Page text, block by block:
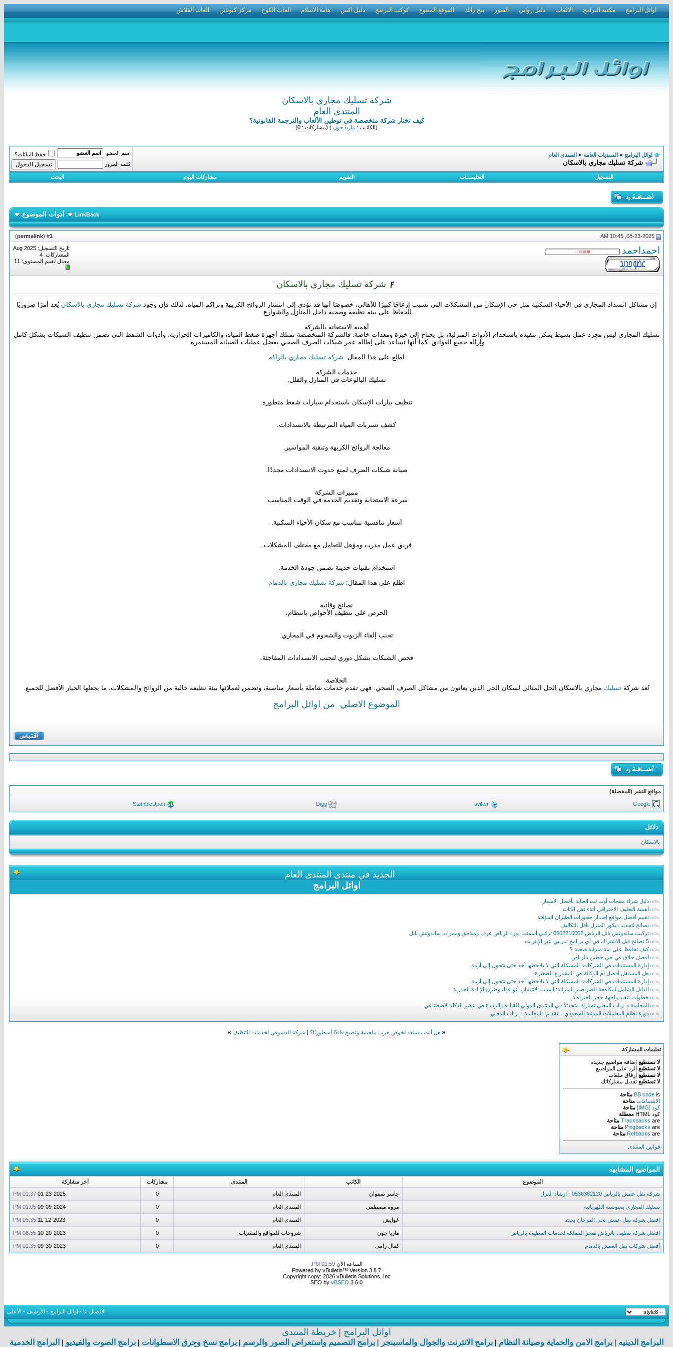
اوائل البرامج مكتبة البرامج الالعاب دليل روابي الصور بيج رانك الموقع المتنوع كوكب البرامج دليل اكس هامة الاسلام العاب الكوخ مركز كيوناين العاب الفلاش
شركة تسليك مجاري بالاسكان
المنتدى العام
كيف تختار شركة متخصصة في توطين الألعاب والترجمة القانونية؟
(الكاتـب : ماريا جون ) (مشاركات : 0)
اوائل البرامج > المنتديات العامة > المنتدى العام
شركة تسليك مجاري بالاسكان
اسم العضو
حفظ البيانات؟
كلمة المرور
التسجيل التعليمـــات التقويم مشاركات اليوم البحث
LinkBack أدوات الموضوع
1
(
permalink
)
احمداحمد
تاريخ التسجيل: Aug 2025
المشاركات: 4
معدل تقييم المستوى: 11
شركة تسليك مجاري بالاسكان
إن مشاكل انسداد المجاري في الأحياء السكنية مثل حي الإسكان من المشكلات التي تسبب إزعاجًا كبيرًا للأهالي، خصوصًا أنها قد تؤدي إلى انتشار الروائح الكريهة وتراكم المياه. لذلك فإن وجود شركة تسليك مجاري بالاسكان يُعد أمرًا ضروريًا
للحفاظ على بيئة نظيفة وصحية داخل المنازل والشوارع.
أهمية الاستعانة بالشركة
تسليك المجاري ليس مجرد عمل بسيط يمكن تنفيذه باستخدام الأدوات المنزلية، بل يحتاج إلى خبرة ومعدات خاصة. فالشركة المتخصصة تمتلك أجهزة ضغط المياه، والكاميرات الحرارية، وأدوات الشفط التي تضمن تنظيف الشبكات بشكل كامل
وإزالة جميع العوائق. كما أنها تساعد على إطالة عمر شبكات الصرف الصحي بفضل عمليات الصيانة المستمرة.
اطلع على هذا المقال: شركة تسليك مجاري بالراكه
خدمات الشركة
تسليك البالوعات في المنازل والفلل.
تنظيف بيارات الإسكان باستخدام سيارات شفط متطورة.
كشف تسربات المياه المرتبطة بالانسدادات.
معالجة الروائح الكريهة وتنقية المواسير.
صيانة شبكات الصرف لمنع حدوث الانسدادات مجددًا.
مميزات الشركة
سرعة الاستجابة وتقديم الخدمة في الوقت المناسب.
أسعار تنافسية تتناسب مع سكان الأحياء السكنية.
فريق عمل مدرب ومؤهل للتعامل مع مختلف المشكلات.
استخدام تقنيات حديثة تضمن جودة الخدمة.
اطلع على هذا المقال: شركة تسليك مجاري بالدمام
نصائح وقائية
الحرص على تنظيف الأحواض بانتظام.
تجنب إلقاء الزيوت والشحوم في المجاري.
فحص الشبكات بشكل دوري لتجنب الانسدادات المفاجئة.
الخلاصة
تُعد شركة تسليك مجاري بالاسكان الحل المثالي لسكان الحي الذين يعانون من مشاكل الصرف الصحي. فهي تقدم خدمات شاملة بأسعار مناسبة، وتضمن لعملائها بيئة نظيفة خالية من الروائح والمشكلات، ما يجعلها الخيار الأفضل للجميع.
الموضوع الاصلي من اوائل البرامج
مواقع النشر (المفضلة)
Google
twitter
Digg
StumbleUpon
دلائل
بالاسكان
الجديد في منتدى المنتدى العام
اوائل البرامج
دليل شراء منتجات أوت لت العناية بأفضل الأسعار
أهمية التغليف الاحترافي أثناء نقل الأثاث
تقييم أفضل مواقع إصدار حجوزات الطيران المؤقتة
نصائح لتجديد ديكور المنزل بأقل التكاليف
تركيب ساندوتش بانل الرياض 0502210002 تركيي أسمنت بورد الرياض غرف وملاحق وممرات ساندوتش بانل
5 نصائح قبل الاشتراك في أي برنامج تدريبي عبر الإنترنت
كيف تحافظ على بيئة منزلية صحية ؟
أفضل حلاق في حي حطين بالرياض
إدارة المستندات في الشركات: المشكلة التي لا يلاحظها أحد حتى تتحول إلى أزمة
هل المستقل أفضل أم الوكالة في المشاريع الصغيرة
إدارة المستندات في الشركات: المشكلة التي لا يلاحظها أحد حتى تتحول إلى أزمة
الدليل الشامل لمكافحة الصراصير المنزلية: أسباب الانتشار، أنواعها، وطرق الإبادة الجذرية
خطوات تنفيذ واجهة حجر باحترافية.
المحامية د. رباب المعبي تشارك متحدثةً في المنتدى الدولي للقيادة والريادة في عصر الذكاء الاصطناعي
دورة نظام المعاملات المدنية السعودي .. تقديم: المحامية د. رباب المعبي
« هل أنت مستعد لخوض حرب ملحمية وتصبح قائدًا أسطوريًا؟ | شركة الدسوقي لخدمات التنظيف »
تعليمات المشاركة
لا تستطيع إضافة مواضيع جديدة
لا تستطيع الرد على المواضيع
لا تستطيع إرفاق ملفات
لا تستطيع تعديل مشاركاتك
BB code is
متاحة
الابتسامات متاحة
كود [IMG]
متاحة
كود HTML
معطلة
Trackbacks are
متاحة
Pingbacks are
متاحة
Refbacks are متاحة
قوانين المنتدى
المواضيع المشابهه
الموضوع الكاتب المنتدى مشاركات
آخر مشاركة
شركة نقل عفش بالرياض 0536362120 - ارشاد العزل
جاسر صفوان المنتدى العام 0
01-23-2025
01:37 PM
تسليك المجاري بسوسته الكهربائية مروة مصطفي المنتدى العام 0
09-09-2024
01:05 PM
افضل شركة نقل عفش بحى المرجان بجدة غوايش المنتدى العام 0
11-12-2023
05:35 PM
افضل شركة تنظيف بالرياض منجز المملكة لخدمات التنظيف بالرياض ماريا جون شروحات للمواقع والمنتديات 0
10-20-2023
08:55 PM
أفضل شركات نقل العفش بالدمام كمال رامي المنتدى العام 0
09-30-2023
01:35 PM
الساعة الآن 01:59 PM
Powered by vBulletin™ Version 3.8.7
Copyright copy; 2026 vBulletin Solutions, Inc
SEO by vBSEO 3.6.0
الاتصال بنا - اوائل البرامج - الأرشيف - الأعلى
اوائل البرامج | خريطة المنتدى
البرامج الدينيه | برامج الامن والحماية وصيانة النظام | برامج الانترنت والجوال والماسينجر | برامج التصميم واستعراض الصور والرسم | برامج نسخ وحرق الاسطوانات | برامج الصوت والفيديو | البرامج الخدمية